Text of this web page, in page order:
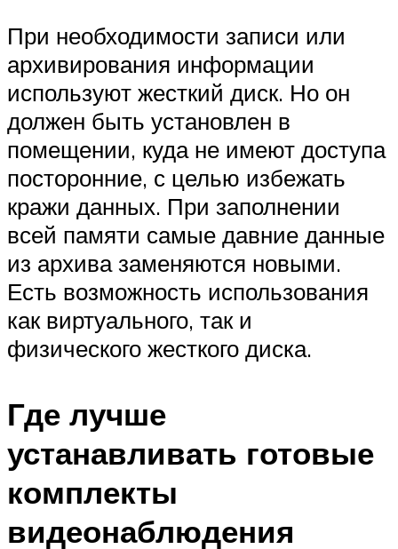
При необходимости записи или
архивирования информации
используют жесткий диск. Но он
должен быть установлен в
помещении, куда не имеют доступа
посторонние, с целью избежать
кражи данных. При заполнении
всей памяти самые давние данные
из архива заменяются новыми.
Есть возможность использования
как виртуального, так и
физического жесткого диска.
Где лучше
устанавливать готовые
комплекты
видеонаблюдения